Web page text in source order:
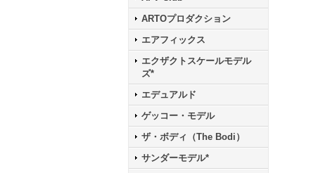
ARTOプロダクション
エアフィックス
エクザクトスケールモデル
ズ*
エデュアルド
ゲッコー・モデル
ザ・ボディ（The Bodi）
サンダーモデル*